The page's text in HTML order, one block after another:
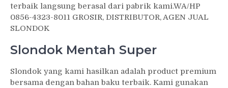
terbaik langsung berasal dari pabrik kami.WA/HP
0856-4323-8011 GROSIR, DISTRIBUTOR, AGEN JUAL
SLONDOK
Slondok Mentah Super
Slondok yang kami hasilkan adalah product premium
bersama dengan bahan baku terbaik. Kami gunakan